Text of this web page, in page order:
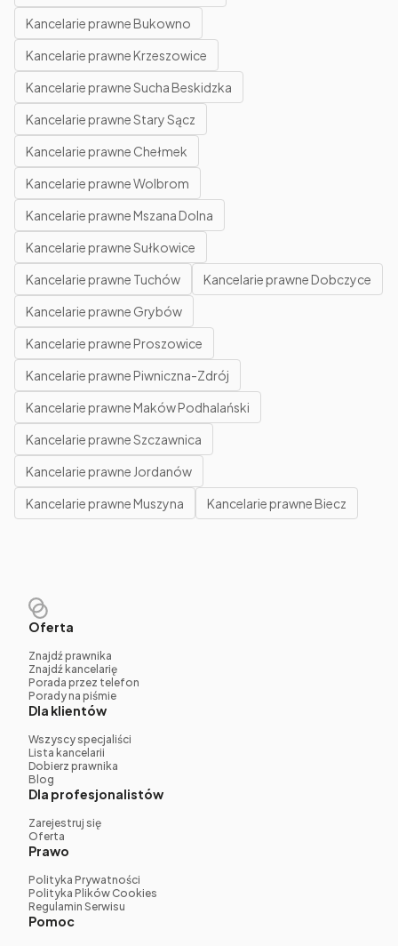
Kancelarie prawne Bukowno
Kancelarie prawne Krzeszowice
Kancelarie prawne Sucha Beskidzka
Kancelarie prawne Stary Sącz
Kancelarie prawne Chełmek
Kancelarie prawne Wolbrom
Kancelarie prawne Mszana Dolna
Kancelarie prawne Sułkowice
Kancelarie prawne Tuchów
Kancelarie prawne Dobczyce
Kancelarie prawne Grybów
Kancelarie prawne Proszowice
Kancelarie prawne Piwniczna-Zdrój
Kancelarie prawne Maków Podhalański
Kancelarie prawne Szczawnica
Kancelarie prawne Jordanów
Kancelarie prawne Muszyna
Kancelarie prawne Biecz
Oferta
Znajdź prawnika
Znajdź kancelarię
Porada przez telefon
Porady na piśmie
Dla klientów
Wszyscy specjaliści
Lista kancelarii
Dobierz prawnika
Blog
Dla profesjonalistów
Zarejestruj się
Oferta
Prawo
Polityka Prywatności
Polityka Plików Cookies
Regulamin Serwisu
Pomoc